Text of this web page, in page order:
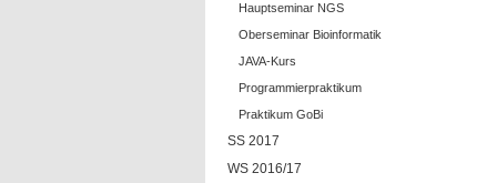
Hauptseminar NGS
Oberseminar Bioinformatik
JAVA-Kurs
Programmierpraktikum
Praktikum GoBi
SS 2017
WS 2016/17